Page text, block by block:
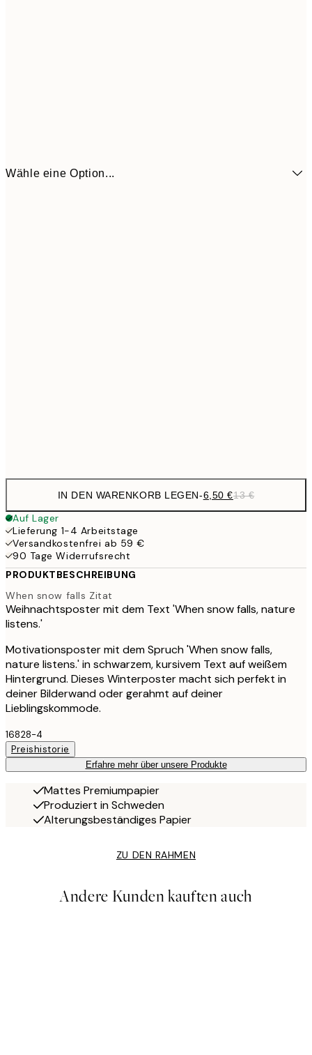
Wähle eine Option...
IN DEN WARENKORB LEGEN-6,50 €13 €
Auf Lager
Lieferung 1-4 Arbeitstage
Versandkostenfrei ab 59 €
90 Tage Widerrufsrecht
PRODUKTBESCHREIBUNG
When snow falls Zitat
Weihnachtsposter mit dem Text 'When snow falls, nature
listens.'
Motivationsposter mit dem Spruch 'When snow falls,
nature listens.' in schwarzem, kursivem Text auf weißem
Hintergrund. Dieses Winterposter macht sich perfekt in
deiner Bilderwand oder gerahmt auf deiner
Lieblingskommode.
16828-4
Preishistorie
Erfahre mehr über unsere Produkte
Mattes Premiumpapier
Produziert in Schweden
Alterungsbeständiges Papier
ZU DEN RAHMEN
Andere Kunden kauften auch